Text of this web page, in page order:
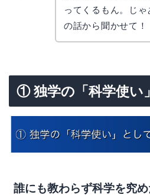
ってくるもん。じ
の話から聞かせて！
① 独学の「科学使い
誰にも教わらず科学を究